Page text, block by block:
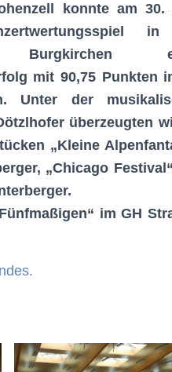
konnte am 30.
Burgkirchen
mit 90,75 Punkten
Unter der
überzeugten
„Kleine
„Chicago
im GH